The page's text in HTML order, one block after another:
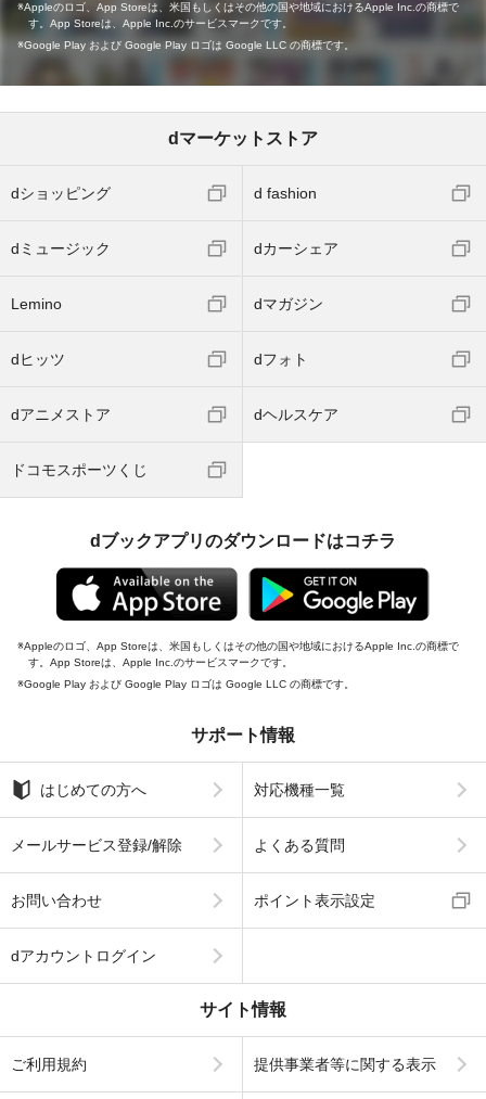
Appleのロゴ、App Storeは、米国もしくはその他の国や地域におけるApple Inc.の商標で
す。App Storeは、Apple Inc.のサービスマークです。
Google Play および Google Play ロゴは Google LLC の商標です。
dマーケットストア
dショッピング d fashion
dミュージック dカーシェア
Lemino dマガジン
dヒッツ dフォト
dアニメストア dヘルスケア
ドコモスポーツくじ
dブックアプリのダウンロードはコチラ
Appleのロゴ、App Storeは、米国もしくはその他の国や地域におけるApple Inc.の商標で
す。App Storeは、Apple Inc.のサービスマークです。
Google Play および Google Play ロゴは Google LLC の商標です。
サポート情報
はじめての方へ 対応機種一覧
メールサービス登録/解除 よくある質問
お問い合わせ ポイント表示設定
dアカウントログイン
サイト情報
ご利用規約 提供事業者等に関する表示